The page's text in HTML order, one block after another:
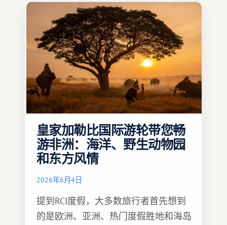
皇家加勒比国际游轮带您畅
游非洲：海洋、野生动物园
和东方风情
2026年6月4日
提到RCI度假，大多数旅行者首先想到
的是欧洲、亚洲、热门度假胜地和海岛